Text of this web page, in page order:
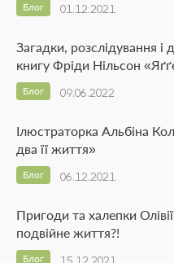
01.12.2021
Блог
Загадки, розслідування і
книгу Фріди Нільсон
09.06.2022
Блог
Ілюстраторка Альбіна
два її життя»
06.12.2021
Блог
Пригоди та халепки
подвійне життя?!
Блог